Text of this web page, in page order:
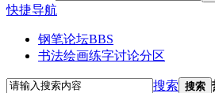
快捷导航
钢笔论坛BBS
书法绘画练字讨论分区
搜索 搜索